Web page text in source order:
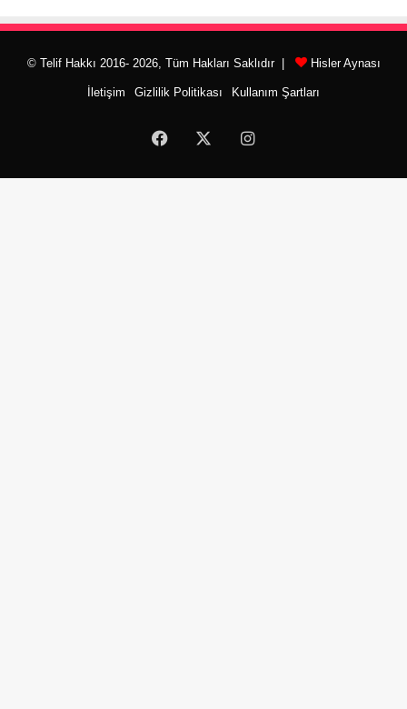
© Telif Hakkı 2016- 2026, Tüm Hakları Saklıdır | Hisler Aynası
İletişim Gizlilik Politikası Kullanım Şartları
Facebook Instagram